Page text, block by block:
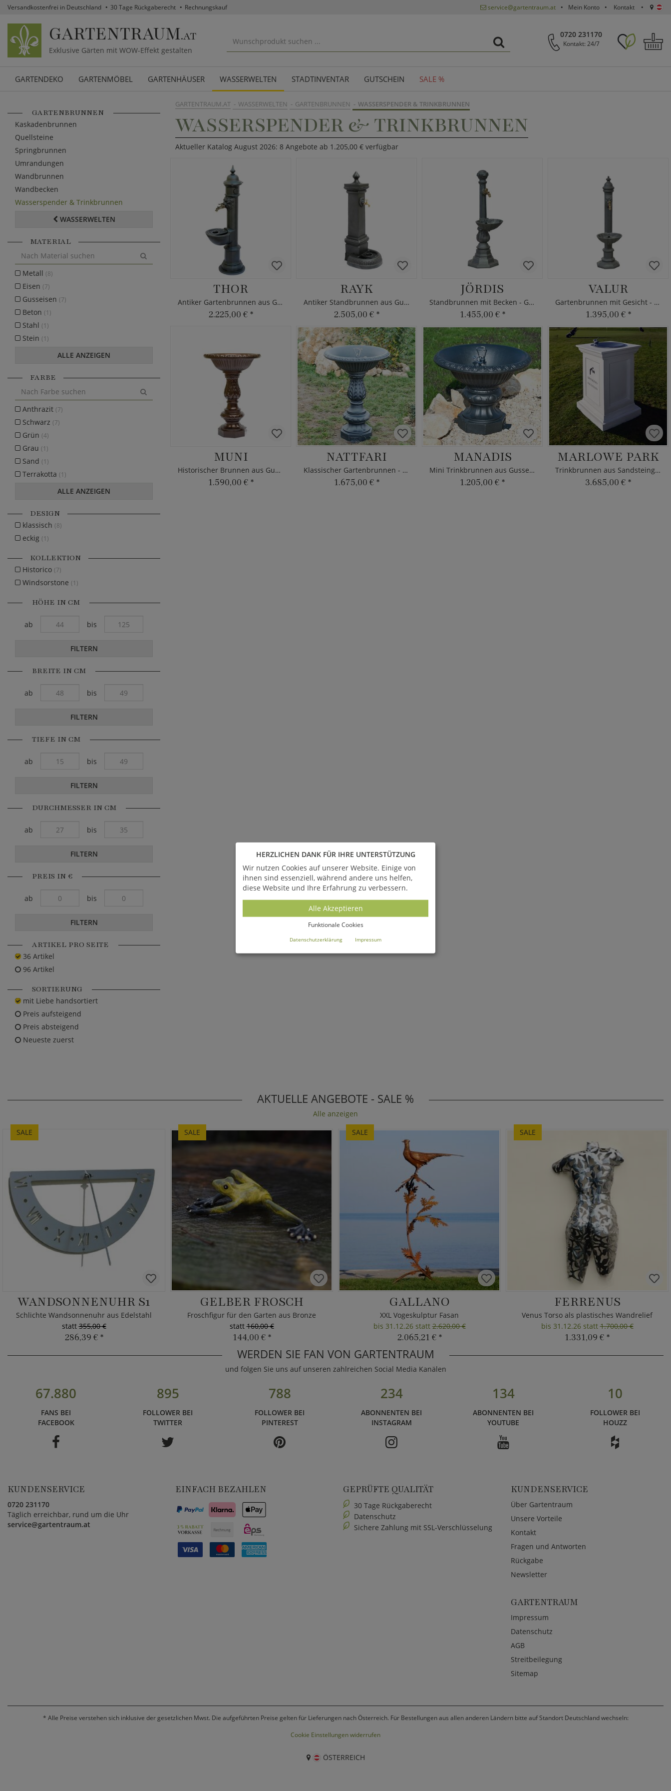
Versandkostenfrei in Deutschland 30 Tage Rückgaberecht Rechnungskauf service@gartentraum.at Mein Konto Kontakt
GARTENTRAUM.AT
Exklusive Gärten mit WOW-Effekt gestalten
0720 231170
Kontakt: 24/7
GARTENDEKO GARTENMÖBEL GARTENHÄUSER WASSERWELTEN STADTINVENTAR GUTSCHEIN SALE %
GARTENTRAUM.AT WASSERWELTEN GARTENBRUNNEN WASSERSPENDER & TRINKBRUNNEN
WASSERSPENDER & TRINKBRUNNEN
Aktueller Katalog August 2026: 8 Angebote ab 1.205,00 € verfügbar
THOR
Antiker Gartenbrunnen aus Gusseisen
2.225,00 € *
RAYK
Antiker Standbrunnen aus Gusseisen
2.505,00 € *
JÖRDIS
Standbrunnen mit Becken - Gusseisen
1.455,00 € *
VALUR
Gartenbrunnen mit Gesicht - Gusseisen
1.395,00 € *
MUNI
Historischer Brunnen aus Gusseisen
1.590,00 € *
NATTFARI
Klassischer Gartenbrunnen - Gusseisen
1.675,00 € *
MANADIS
Mini Trinkbrunnen aus Gusseisen
1.205,00 € *
MARLOWE PARK
Trinkbrunnen aus Sandsteinguss für draußen
3.685,00 € *
GARTENBRUNNEN
Kaskadenbrunnen
Quellsteine
Springbrunnen
Umrandungen
Wandbrunnen
Wandbecken
Wasserspender & Trinkbrunnen
WASSERWELTEN
MATERIAL
Metall (8)
Eisen (7)
Gusseisen (7)
Beton (1)
Stahl (1)
Stein (1)
ALLE ANZEIGEN
FARBE
Anthrazit (7)
Schwarz (7)
Grün (4)
Grau (1)
Sand (1)
Terrakotta (1)
ALLE ANZEIGEN
DESIGN
klassisch (8)
eckig (1)
KOLLEKTION
Historico (7)
Windsorstone (1)
HÖHE IN CM
ab bis
FILTERN
BREITE IN CM
ab bis
FILTERN
TIEFE IN CM
ab bis
FILTERN
DURCHMESSER IN CM
ab bis
FILTERN
PREIS IN €
ab bis
FILTERN
ARTIKEL PRO SEITE
36 Artikel
96 Artikel
SORTIERUNG
mit Liebe handsortiert
Preis aufsteigend
Preis absteigend
Neueste zuerst
AKTUELLE ANGEBOTE - SALE %
Alle anzeigen
SALE
WANDSONNENUHR S1
Schlichte Wandsonnenuhr aus Edelstahl
statt355,00 €
286,39 € *
SALE
GELBER FROSCH
Froschfigur für den Garten aus Bronze
statt160,00 €
144,00 € *
SALE
GALLANO
XXL Vogeskulptur Fasan
bis 31.12.26 statt2.620,00 €
2.065,21 € *
SALE
FERRENUS
Venus Torso als plastisches Wandrelief
bis 31.12.26 statt1.700,00 €
1.331,09 € *
WERDEN SIE FAN VON GARTENTRAUM
und folgen Sie uns auf unseren zahlreichen Social Media Kanälen
67.880
FANS BEI
FACEBOOK
895
FOLLOWER BEI
TWITTER
788
FOLLOWER BEI
PINTEREST
234
ABONNENTEN BEI
INSTAGRAM
134
ABONNENTEN BEI
YOUTUBE
10
FOLLOWER BEI
HOUZZ
KUNDENSERVICE
0720 231170
Täglich erreichbar, rund um die Uhr
service@gartentraum.at
EINFACH BEZAHLEN GEPRÜFTE QUALITÄT
30 Tage Rückgaberecht
Datenschutz
Sichere Zahlung mit SSL-Verschlüsselung
KUNDENSERVICE
Über Gartentraum
Unsere Vorteile
Kontakt
Fragen und Antworten
Rückgabe
Newsletter
GARTENTRAUM
Impressum
Datenschutz
AGB
Streitbeilegung
Sitemap
* Alle Preise verstehen sich inklusive der gesetzlichen Mwst. Die aufgeführten Preise gelten für Lieferungen nach Österreich. Für Bestellungen aus allen anderen Ländern bitte auf Standort Deutschland wechseln:
Cookie Einstellungen widerrufen
ÖSTERREICH
HERZLICHEN DANK FÜR IHRE UNTERSTÜTZUNG
Wir nutzen Cookies auf unserer Website. Einige von
ihnen sind essenziell, während andere uns helfen,
diese Website und Ihre Erfahrung zu verbessern.
Alle Akzeptieren
Funktionale Cookies
Datenschutzerklärung Impressum